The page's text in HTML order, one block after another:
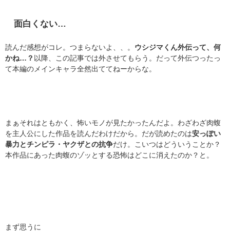
面白くない…
読んだ感想がコレ。つまらないよ、、。 ウシジマくん外伝って、何
かね…？ 以降、この記事では外させてもらう。だって外伝つったっ
て本編のメインキャラ全然出ててねーからな。
まぁそれはともかく、怖いモノが見たかったんだよ。わざわざ肉蝮
を主人公にした作品を読んだわけだから。だが読めたのは安っぽい
暴力とチンピラ・ヤクザとの抗争だけ。こいつはどういうことか？
本作品にあった肉蝮のゾッとする恐怖はどこに消えたのか？と。
まず思うに